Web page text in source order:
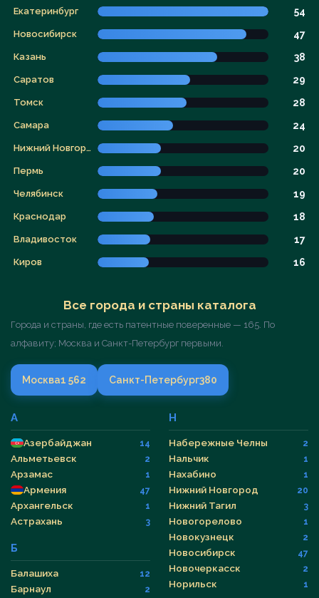
Екатеринбург 54
Новосибирск 47
Казань 38
Саратов 29
Томск 28
Самара 24
Нижний Новгород 20
Пермь 20
Челябинск 19
Краснодар 18
Владивосток 17
Киров 16
Все города и страны каталога
Города и страны, где есть патентные поверенные — 165. По
алфавиту; Москва и Санкт-Петербург первыми.
Москва1 562 Санкт-Петербург380
А
Азербайджан 14
Альметьевск 2
Арзамас 1
Армения 47
Архангельск 1
Астрахань 3
Б
Балашиха 12
Барнаул 2
Н
Набережные Челны 2
Нальчик 1
Нахабино 1
Нижний Новгород 20
Нижний Тагил 3
Новогорелово 1
Новокузнецк 2
Новосибирск 47
Новочеркасск 2
Норильск 1